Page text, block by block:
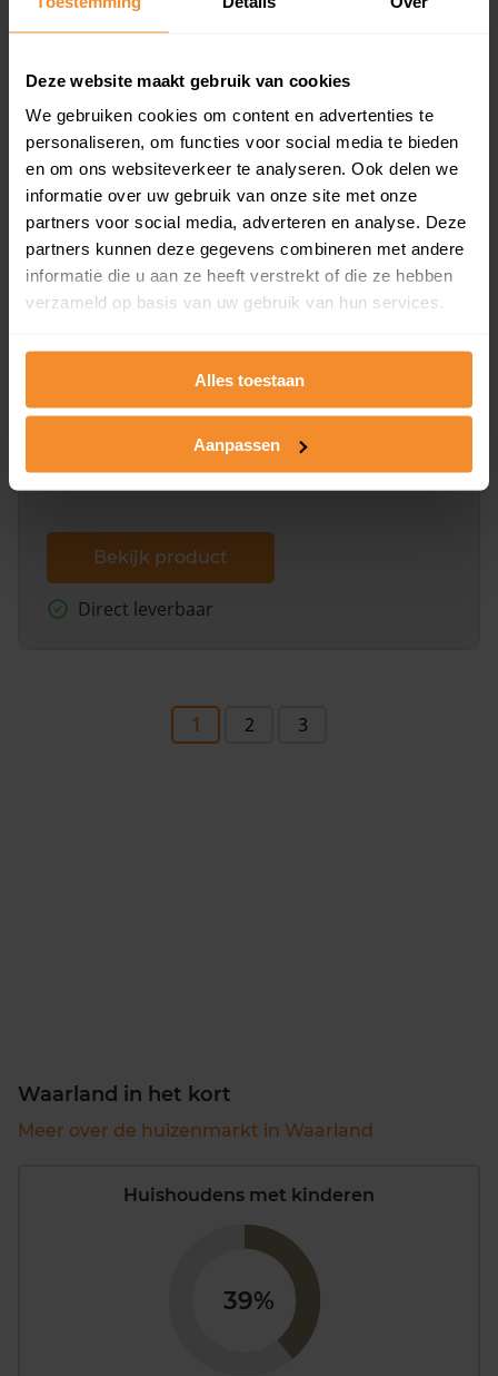
Deze website maakt gebruik van cookies
We gebruiken cookies om content en advertenties te
personaliseren, om functies voor social media te bieden
en om ons websiteverkeer te analyseren. Ook delen we
informatie over uw gebruik van onze site met onze
partners voor social media, adverteren en analyse. Deze
partners kunnen deze gegevens combineren met andere
informatie die u aan ze heeft verstrekt of die ze hebben
verzameld op basis van uw gebruik van hun services.
Alles toestaan
Aanpassen
Bekijk product
Direct leverbaar
Een uitgebreid overzicht van het perceel en
dit inclusief de luchtfoto!
Bekijk product
Direct leverbaar
1 2 3
Waarland in het kort
Meer over de huizenmarkt in Waarland
Huishoudens met kinderen
39%